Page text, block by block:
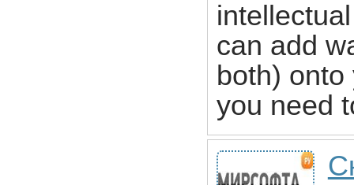
can add
both)
you need